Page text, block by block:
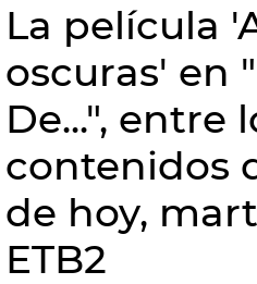
La película
oscuras' en
De...", entre
contenidos
de hoy,
ETB2